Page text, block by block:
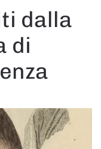
dalla
di